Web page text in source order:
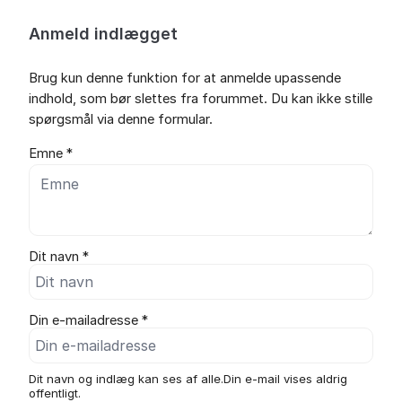
Anmeld indlægget
Brug kun denne funktion for at anmelde upassende
indhold, som bør slettes fra forummet. Du kan ikke stille
spørgsmål via denne formular.
Emne *
Dit navn *
Din e-mailadresse *
Dit navn og indlæg kan ses af alle.Din e-mail vises aldrig
offentligt.